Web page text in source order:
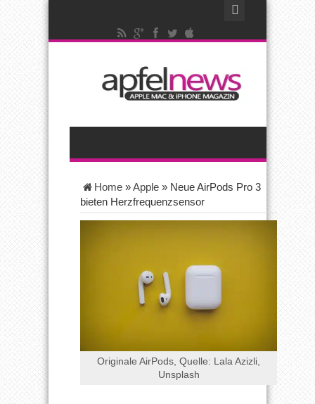
Home »Apple » Neue AirPods Pro 3
bieten Herzfrequenzsensor
Originale AirPods, Quelle: Lala Azizli,
Unsplash